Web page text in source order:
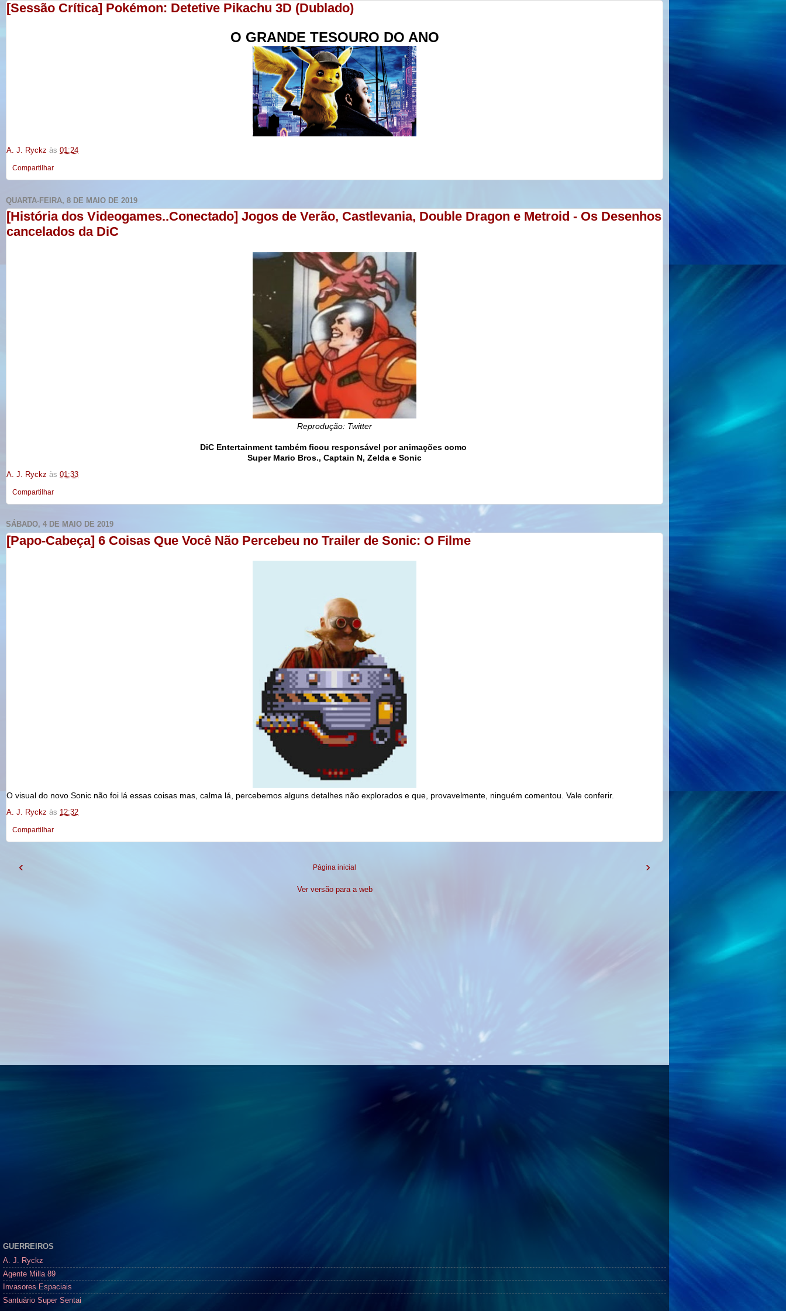
[Sessão Crítica] Pokémon: Detetive Pikachu 3D (Dublado)
O GRANDE TESOURO DO ANO
A. J. Ryckz às 01:24
Compartilhar
QUARTA-FEIRA, 8 DE MAIO DE 2019
[História dos Videogames..Conectado] Jogos de Verão, Castlevania, Double Dragon e Metroid - Os Desenhos
cancelados da DiC
Reprodução: Twitter
DiC Entertainment também ficou responsável por animações como
Super Mario Bros., Captain N, Zelda e Sonic
A. J. Ryckz às 01:33
Compartilhar
SÁBADO, 4 DE MAIO DE 2019
[Papo-Cabeça] 6 Coisas Que Você Não Percebeu no Trailer de Sonic: O Filme
O visual do novo Sonic não foi lá essas coisas mas, calma lá, percebemos alguns detalhes não explorados e que, provavelmente, ninguém comentou. Vale conferir.
A. J. Ryckz às 12:32
Compartilhar
‹ ›
Página inicial
Ver versão para a web
GUERREIROS
A. J. Ryckz
Agente Milla 89
Invasores Espaciais
Santuário Super Sentai